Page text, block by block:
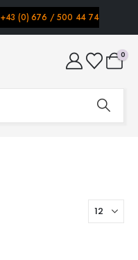
+43 (0) 676 / 500 44 74
0